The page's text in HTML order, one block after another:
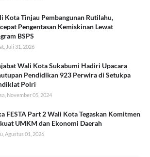
Kota Tinjau Pembangunan Rutilahu,
Pengentasan Kemiskinan Lewat
BSPS
Juli 31, 2026
Wali Kota Sukabumi Hadiri Upacara
Pendidikan 923 Perwira di Setukpa
Polri
November 05, 2024
FESTA Part 2 Wali Kota Tegaskan Komitmen
UMKM dan Ekonomi Daerah
Agustus 01, 2026